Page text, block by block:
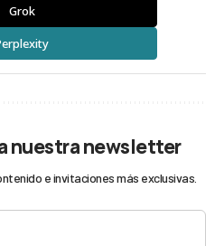
Grok
nuestra newsletter
e invitaciones más exclusivas.